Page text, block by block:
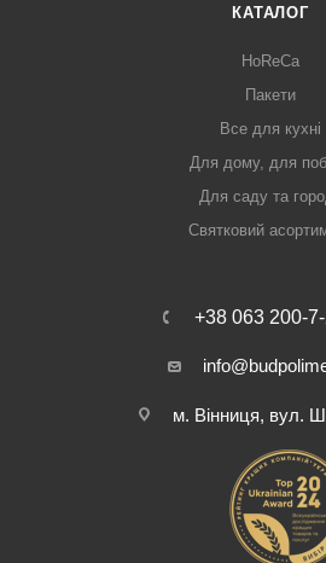
КАТАЛОГ
HoReCa
Пакети
Все для кухні
Для дому, для
Для саду та
Святковий
+38 063 200-
м. Вінниця, вул.